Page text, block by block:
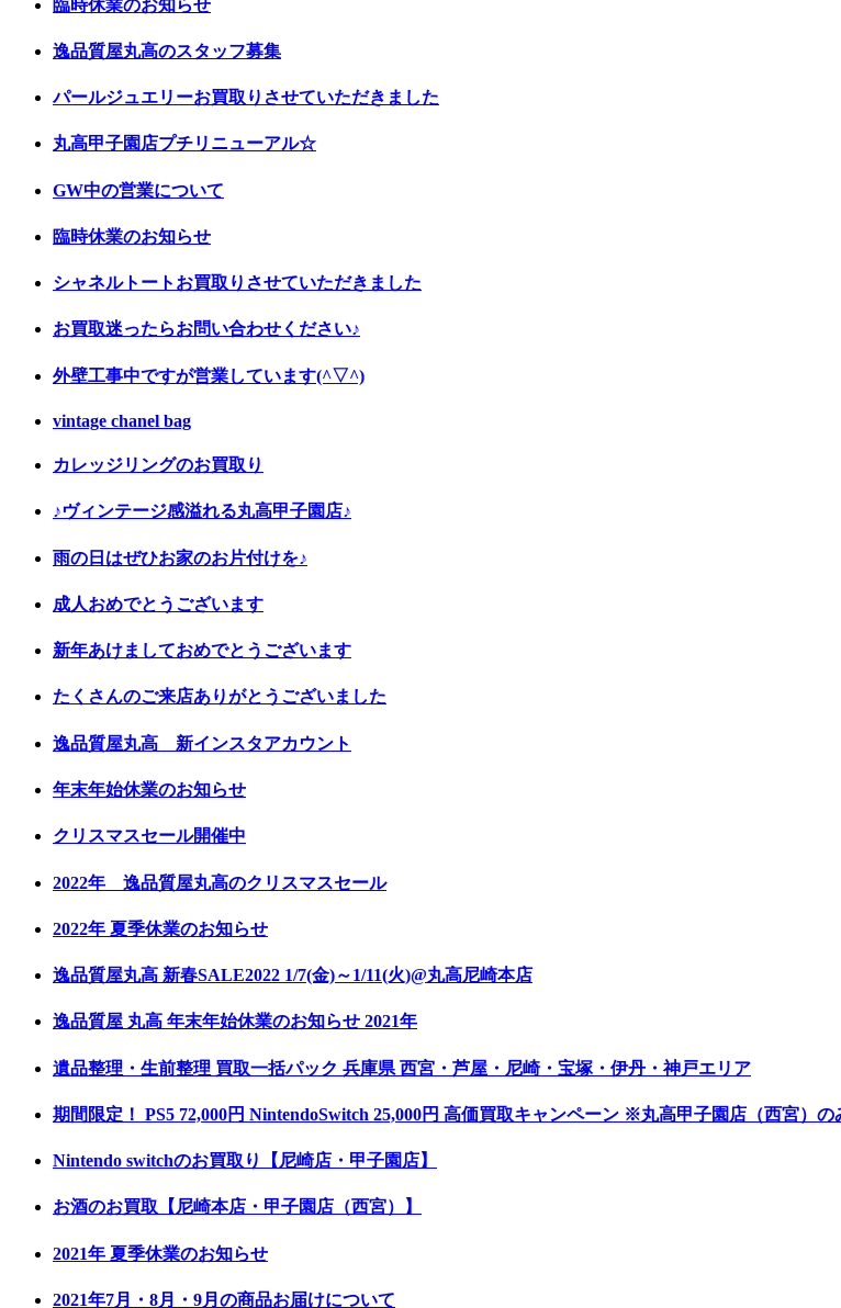
臨時休業のお知らせ
逸品質屋丸高のスタッフ募集
パールジュエリーお買取りさせていただきました
丸高甲子園店プチリニューアル☆
GW中の営業について
臨時休業のお知らせ
シャネルトートお買取りさせていただきました
お買取迷ったらお問い合わせください♪
外壁工事中ですが営業しています(^▽^)
vintage chanel bag
カレッジリングのお買取り
♪ヴィンテージ感溢れる丸高甲子園店♪
雨の日はぜひお家のお片付けを♪
成人おめでとうございます
新年あけましておめでとうございます
たくさんのご来店ありがとうございました
逸品質屋丸高 新インスタアカウント
年末年始休業のお知らせ
クリスマスセール開催中
2022年 逸品質屋丸高のクリスマスセール
2022年 夏季休業のお知らせ
逸品質屋丸高 新春SALE2022 1/7(金)～1/11(火)@丸高尼崎本店
逸品質屋 丸高 年末年始休業のお知らせ 2021年
遺品整理・生前整理 買取一括パック 兵庫県 西宮・芦屋・尼崎・宝塚・伊丹・神戸エリア
期間限定！ PS5 72,000円 NintendoSwitch 25,000円 高価買取キャンペーン ※丸高甲子園店（西宮）の
Nintendo switchのお買取り【尼崎店・甲子園店】
お酒のお買取【尼崎本店・甲子園店（西宮）】
2021年 夏季休業のお知らせ
2021年7月・8月・9月の商品お届けについて